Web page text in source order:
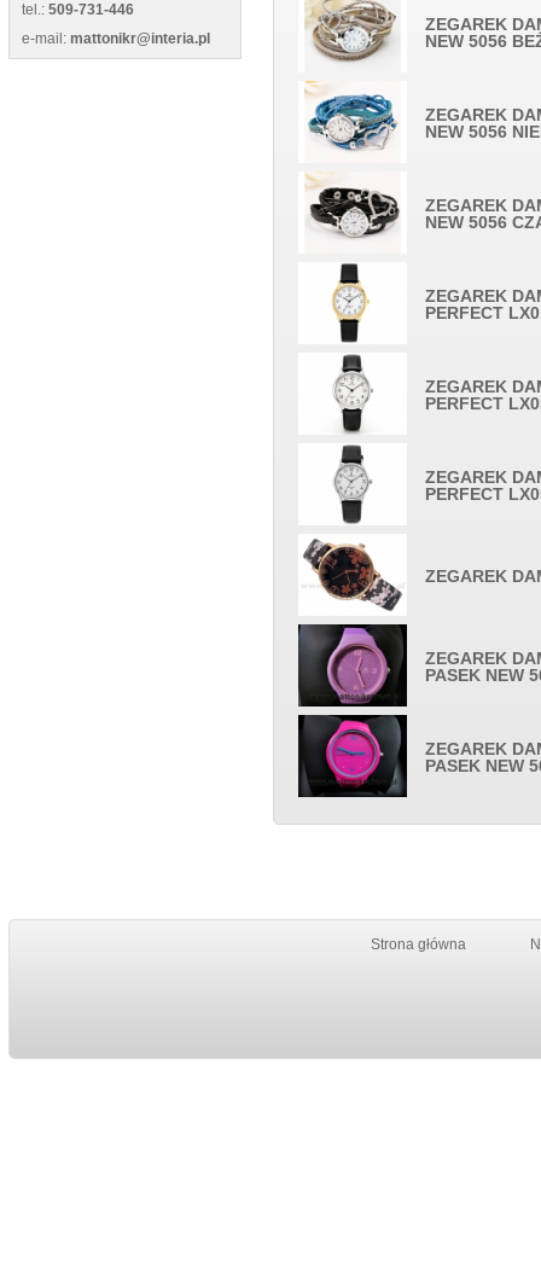
tel.: 509-731-446
e-mail: mattonikr@interia.pl
ZEGAREK
NEW 5056
ZEGAREK
NEW 5056
ZEGAREK
NEW 5056
ZEGAREK
PERFECT
ZEGAREK
PERFECT
ZEGAREK
PERFECT
ZEGAREK
ZEGAREK
PASEK NEW
ZEGAREK
PASEK NEW
Strona główna